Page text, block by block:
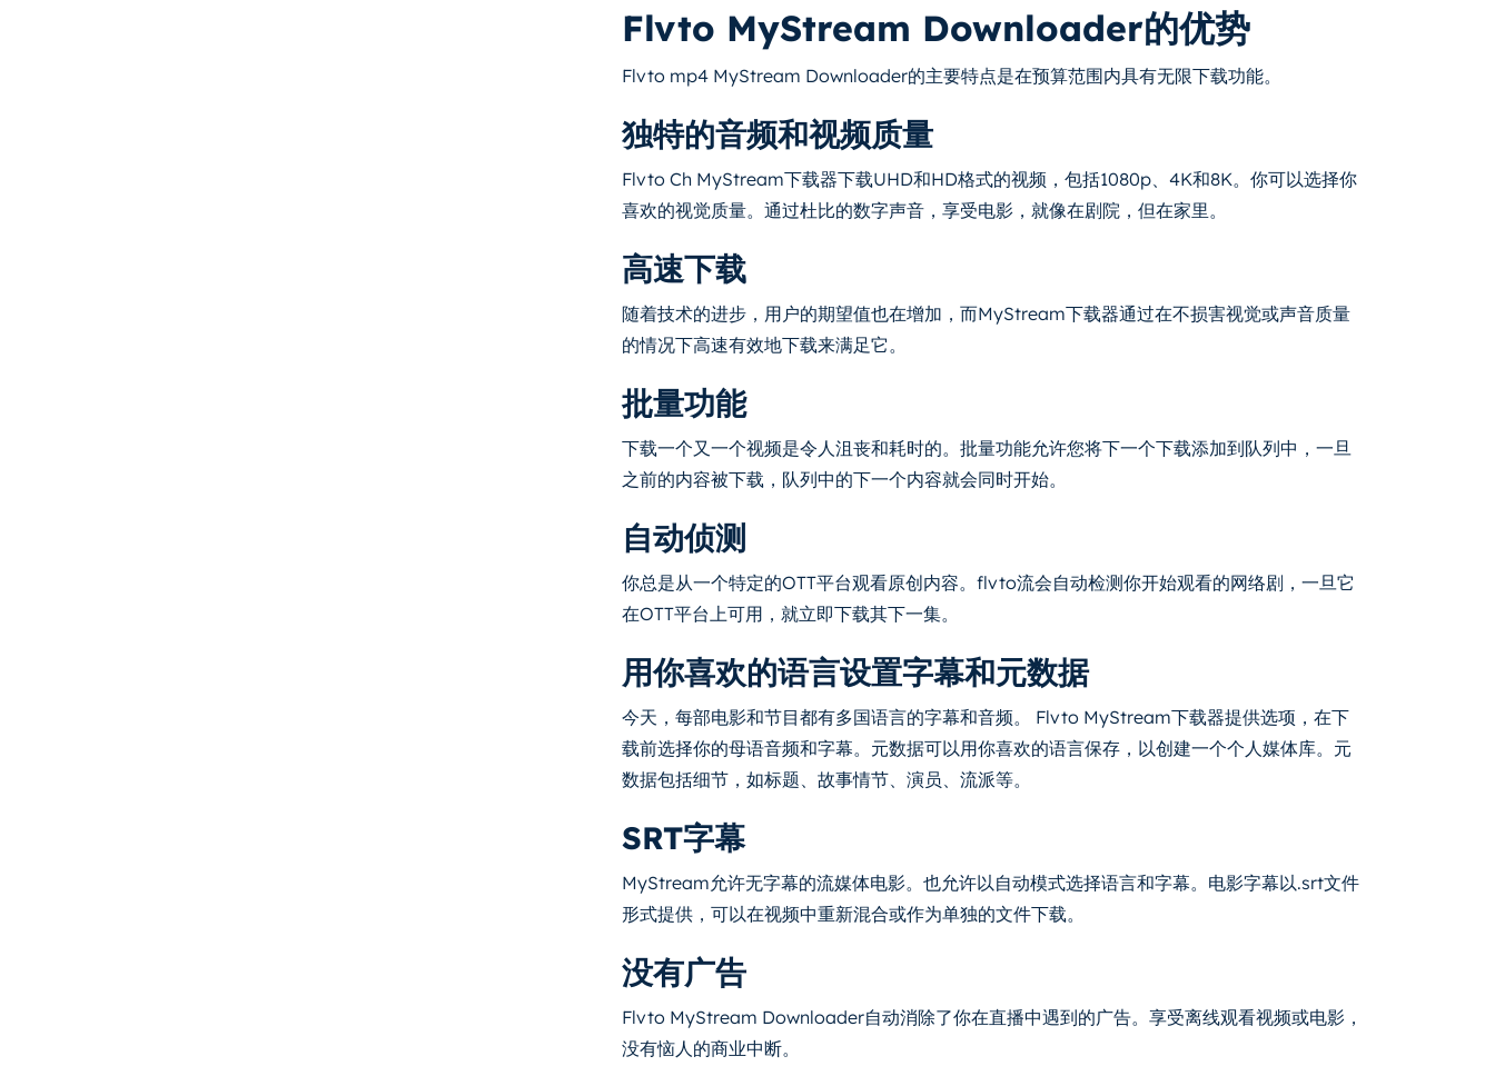
Flvto MyStream Downloader的优势
Flvto mp4 MyStream Downloader的主要特点是在预算范围内具有无限下载功能。
独特的音频和视频质量
Flvto Ch MyStream下载器下载UHD和HD格式的视频，包括1080p、4K和8K。你可以选择你
喜欢的视觉质量。通过杜比的数字声音，享受电影，就像在剧院，但在家里。
高速下载
随着技术的进步，用户的期望值也在增加，而MyStream下载器通过在不损害视觉或声音质量
的情况下高速有效地下载来满足它。
批量功能
下载一个又一个视频是令人沮丧和耗时的。批量功能允许您将下一个下载添加到队列中，一旦
之前的内容被下载，队列中的下一个内容就会同时开始。
自动侦测
你总是从一个特定的OTT平台观看原创内容。flvto流会自动检测你开始观看的网络剧，一旦它
在OTT平台上可用，就立即下载其下一集。
用你喜欢的语言设置字幕和元数据
今天，每部电影和节目都有多国语言的字幕和音频。 Flvto MyStream下载器提供选项，在下
载前选择你的母语音频和字幕。元数据可以用你喜欢的语言保存，以创建一个个人媒体库。元
数据包括细节，如标题、故事情节、演员、流派等。
SRT字幕
MyStream允许无字幕的流媒体电影。也允许以自动模式选择语言和字幕。电影字幕以.srt文件
形式提供，可以在视频中重新混合或作为单独的文件下载。
没有广告
Flvto MyStream Downloader自动消除了你在直播中遇到的广告。享受离线观看视频或电影，
没有恼人的商业中断。